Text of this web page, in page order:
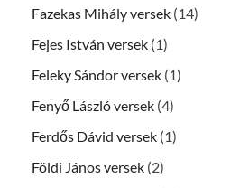
Fazekas Mihály versek (14)
Fejes István versek (1)
Feleky Sándor versek (1)
Fenyő László versek (4)
Ferdős Dávid versek (1)
Földi János versek (2)